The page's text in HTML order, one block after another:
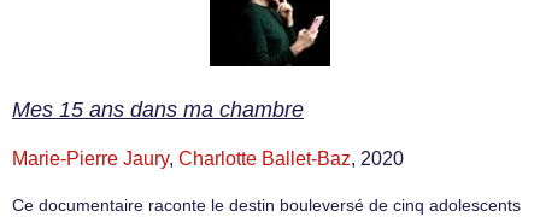
Mes 15 ans dans ma chambre
Marie-Pierre Jaury, Charlotte Ballet-Baz, 2020
Ce documentaire raconte le destin bouleversé de cinq adolescents